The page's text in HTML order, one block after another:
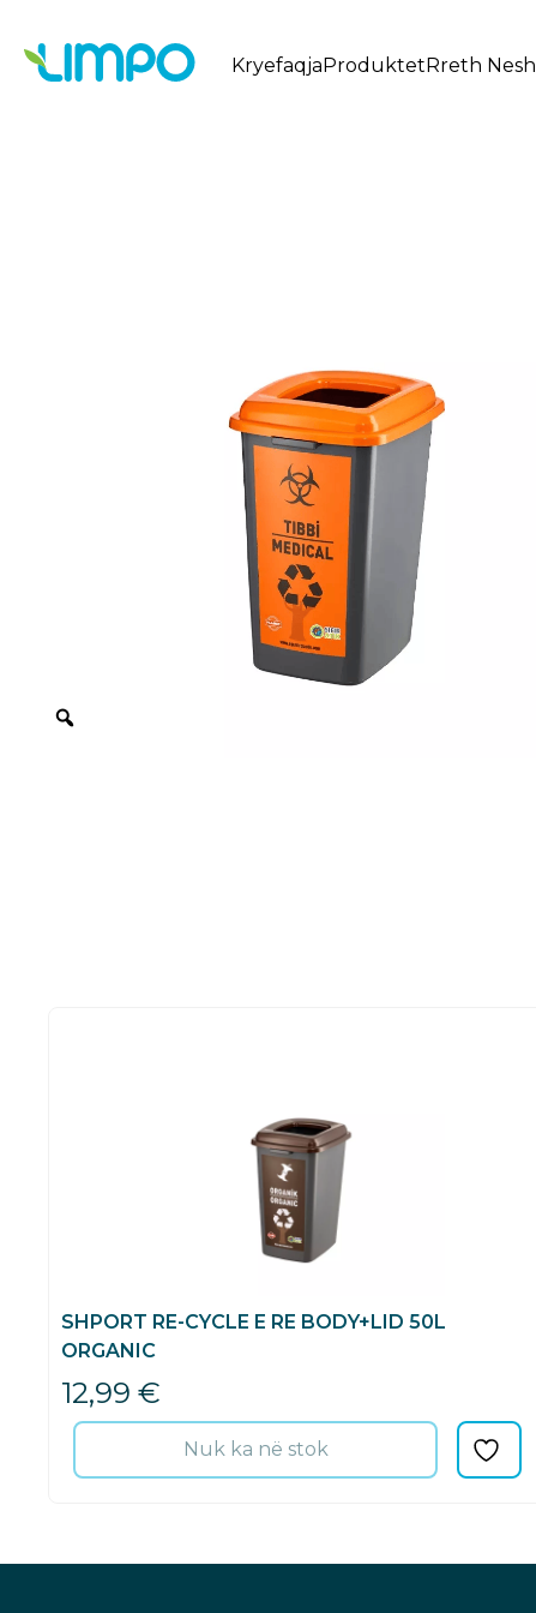
KryefaqjaProduktetRreth Nesh
SHPORT RE-CYCLE E RE BODY+LID 50L
ORGANIC
12,99 €
Nuk ka në stok